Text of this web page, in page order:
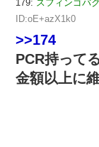
179: スフィンゴバ
ID:oE+azX1k0
>>174
PCR持って
金額以上に